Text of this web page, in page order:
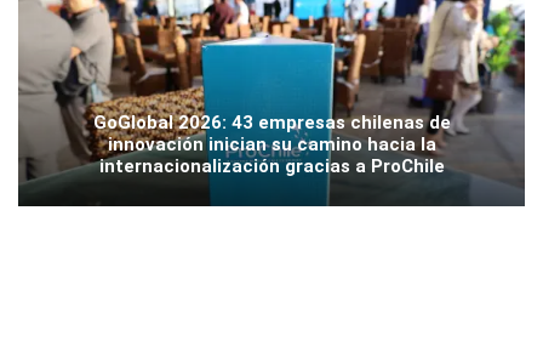
GoGlobal 2026: 43 empresas chilenas de
innovación inician su camino hacia la
internacionalización gracias a ProChile